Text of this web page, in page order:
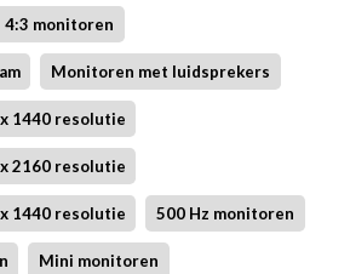
4:3 monitoren
Monitoren met luidsprekers
1440 resolutie
2160 resolutie
1440 resolutie 500 Hz monitoren
Mini monitoren